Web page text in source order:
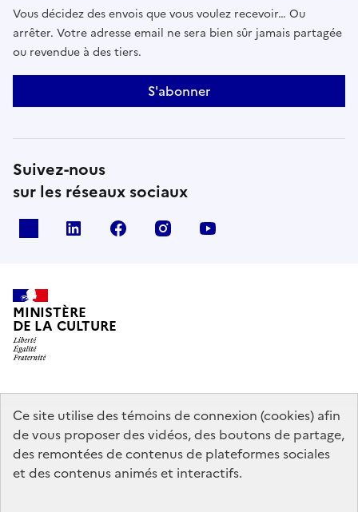
Ce site utilise des témoins de connexion (cookies) afin
de vous proposer des vidéos, des boutons de partage,
des remontées de contenus de plateformes sociales
et des contenus animés et interactifs.
Vous décidez des envois que vous voulez recevoir… Ou
arrêter. Votre adresse email ne sera bien sûr jamais partagée
ou revendue à des tiers.
S'abonner
Suivez-nous
sur les réseaux sociaux
linkedin facebook instagram
MINISTÈRE
DE LA CULTURE
data.gouv.fr legifrance.gouv.fr
info.gouv.fr
service-public.gouv.fr